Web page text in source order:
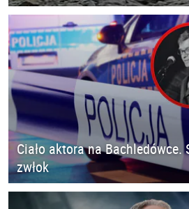
Ciało aktora na Bachledówce.
zwłok